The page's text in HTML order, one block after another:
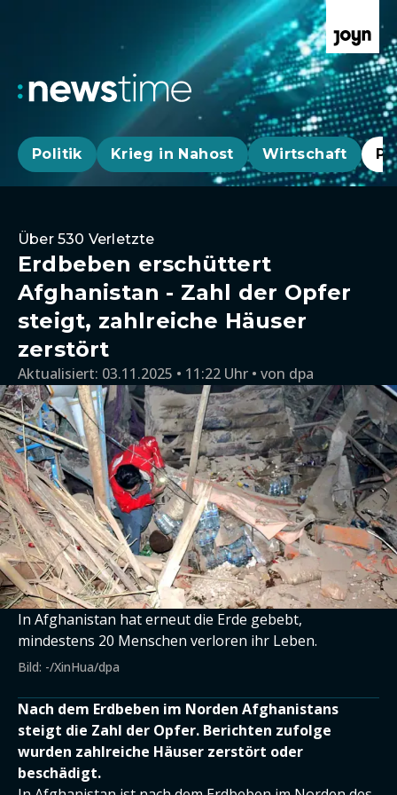
Politik Krieg in Nahost Wirtschaft
Über 530 Verletzte
Erdbeben erschüttert
Afghanistan - Zahl der Opfer
steigt, zahlreiche Häuser
zerstört
Aktualisiert: 03.11.2025 • 11:22 Uhr von dpa
In Afghanistan hat erneut die Erde gebebt,
mindestens 20 Menschen verloren ihr Leben.
Bild: -/XinHua/dpa
Nach dem Erdbeben im Norden Afghanistans
steigt die Zahl der Opfer. Berichten zufolge
wurden zahlreiche Häuser zerstört oder
beschädigt.